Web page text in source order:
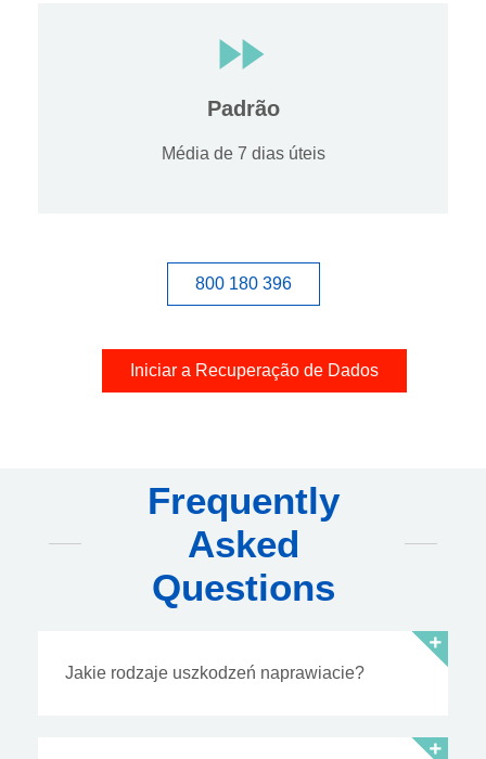
Padrão
Média de 7 dias úteis
800 180 396
Iniciar a Recuperação de Dados
Frequently
Asked
Questions
Jakie rodzaje uszkodzeń naprawiacie?